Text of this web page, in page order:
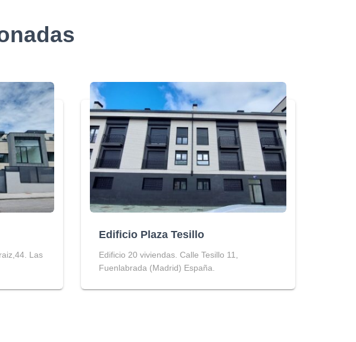
Las
Edificio Plaza Tesillo
Edificio 20 viviendas. Calle Tesillo 11,
Fuenlabrada (Madrid) España.